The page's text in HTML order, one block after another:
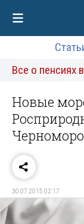
Все о пенсиях
Новые
30.07.2015 02:17